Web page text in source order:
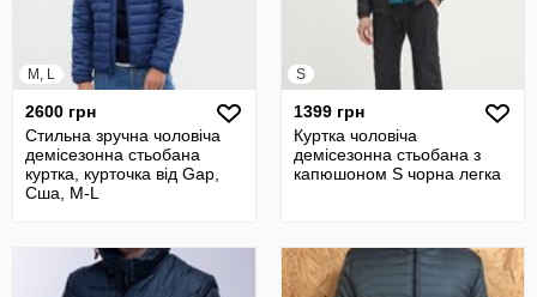
M, L
2600 грн
Стильна зручна чоловіча
демісезонна стьобана
куртка, курточка від Gap,
Сша, M-L
S
1399 грн
Куртка чоловіча
демісезонна стьобана з
капюшоном S чорна легка